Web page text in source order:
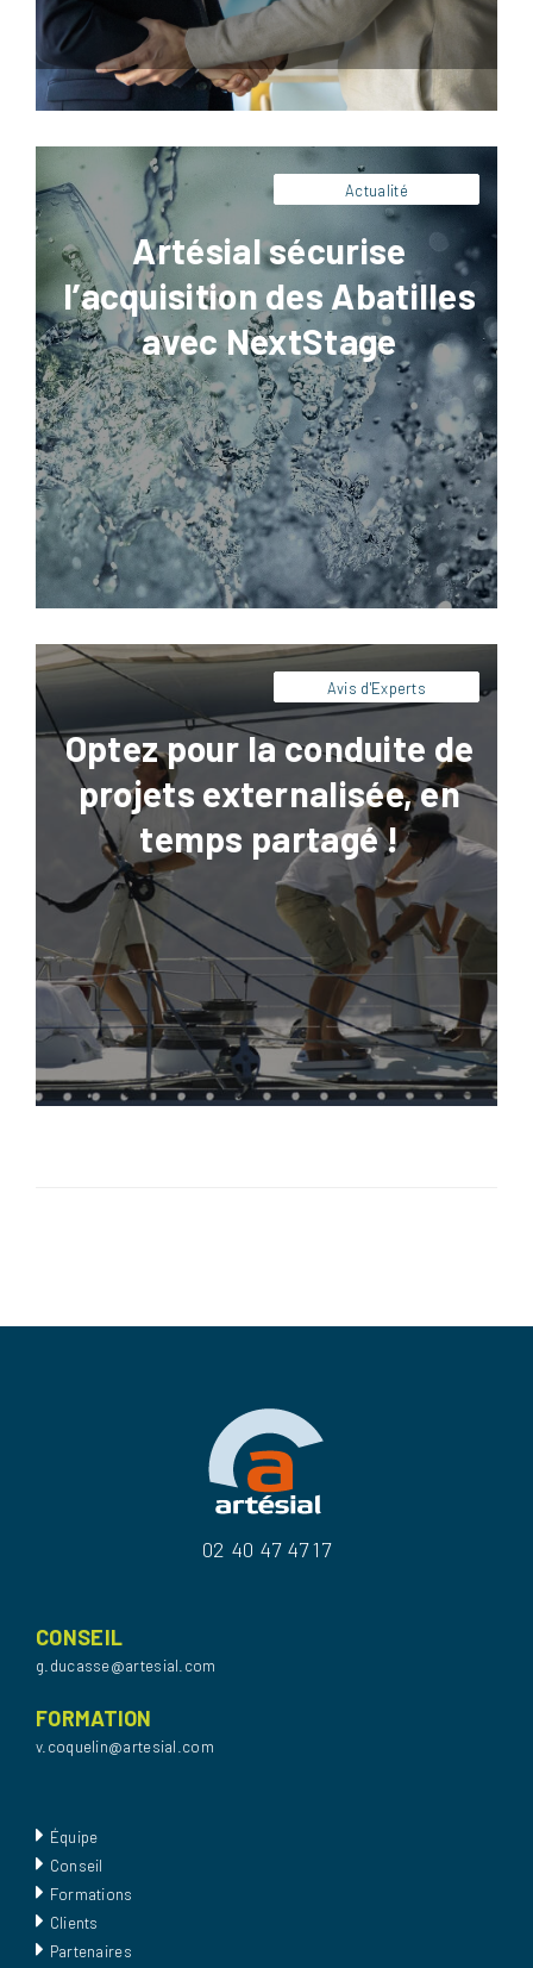
Actualité
Artésial sécurise
l’acquisition des Abatilles
avec NextStage
industriel stratégique.
Avis d'Experts
Optez pour la conduite de
projets externalisée, en
temps partagé !
Facebook
LinkedIn
X Pinterest
Confiez vos projets stratégiques à Artésial.
Notre direction de projet externalisée
sécurise votre développement en temps
partagé.
02 40 47 47 17
CONSEIL
g.ducasse@artesial.com
FORMATION
v.coquelin@artesial.com
Équipe
Conseil
Formations
Clients
Partenaires